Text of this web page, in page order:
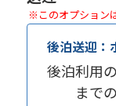
※このオプション
後泊送迎：
後泊利用
まで